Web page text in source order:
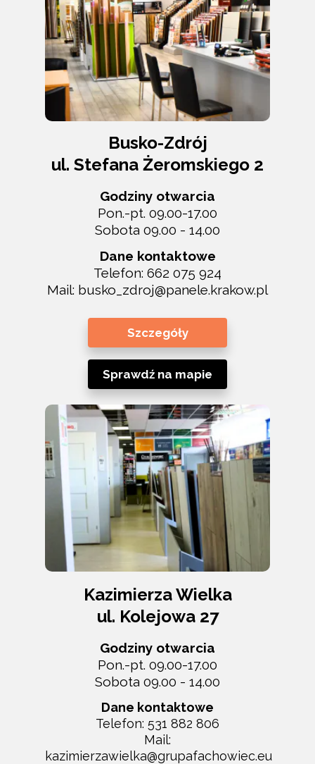
Busko-Zdrój
ul. Stefana Żeromskiego 2
Kazimierza Wielka
ul. Kolejowa 27
Godziny otwarcia
Pon.-pt. 09.00-17.00
Sobota 09.00 - 14.00
Dane kontaktowe
Telefon: 662 075 924
Mail: busko_zdroj@panele.krakow.pl
Szczegóły
Sprawdź na mapie
Dane kontaktowe
Telefon: 531 882 806
Mail:
kazimierzawielka@grupafachowiec.eu
Godziny otwarcia
Pon.-pt. 09.00-17.00
Sobota 09.00 - 14.00